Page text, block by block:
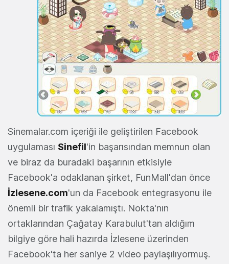
Sinemalar.com içeriği ile geliştirilen Facebook
uygulaması Sinefil'in başarısından memnun olan
ve biraz da buradaki başarının etkisiyle
Facebook'a odaklanan şirket, FunMall'dan önce
İzlesene.com'un da Facebook entegrasyonu ile
önemli bir trafik yakalamıştı. Nokta'nın
ortaklarından Çağatay Karabulut'tan aldığım
bilgiye göre hali hazırda İzlesene üzerinden
Facebook'ta her saniye 2 video paylaşılıyormuş.